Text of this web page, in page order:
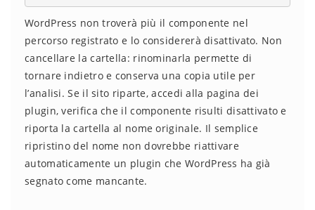
WordPress non troverà più il componente nel
percorso registrato e lo considererà disattivato. Non
cancellare la cartella: rinominarla permette di
tornare indietro e conserva una copia utile per
l’analisi. Se il sito riparte, accedi alla pagina dei
plugin, verifica che il componente risulti disattivato e
riporta la cartella al nome originale. Il semplice
ripristino del nome non dovrebbe riattivare
automaticamente un plugin che WordPress ha già
segnato come mancante.